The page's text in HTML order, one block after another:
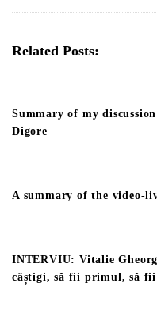
Related Posts:
Summary of my
Digore
A summary of the video-
INTERVIU: Vitalie
câștigi, să fii primul, să